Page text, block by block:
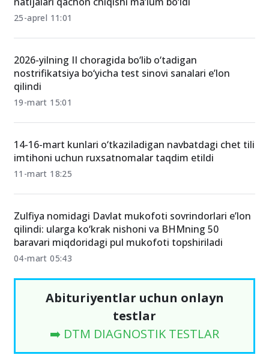
25-aprel 11:01
2026-yilning II choragida bo‘lib o‘tadigan
nostrifikatsiya bo‘yicha test sinovi sanalari e’lon
qilindi
19-mart 15:01
14-16-mart kunlari o‘tkaziladigan navbatdagi chet tili
imtihoni uchun ruxsatnomalar taqdim etildi
11-mart 18:25
Zulfiya nomidagi Davlat mukofoti sovrindorlari e’lon
qilindi: ularga ko‘krak nishoni va BHMning 50
baravari miqdoridagi pul mukofoti topshiriladi
04-mart 05:43
Abituriyentlar uchun onlayn
testlar
➡️ DTM DIAGNOSTIK TESTLAR